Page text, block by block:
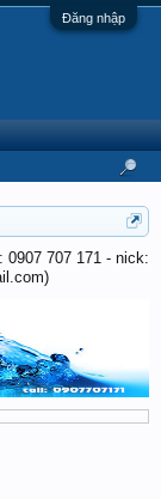
Đăng nhập
0907 707 171 - nick: